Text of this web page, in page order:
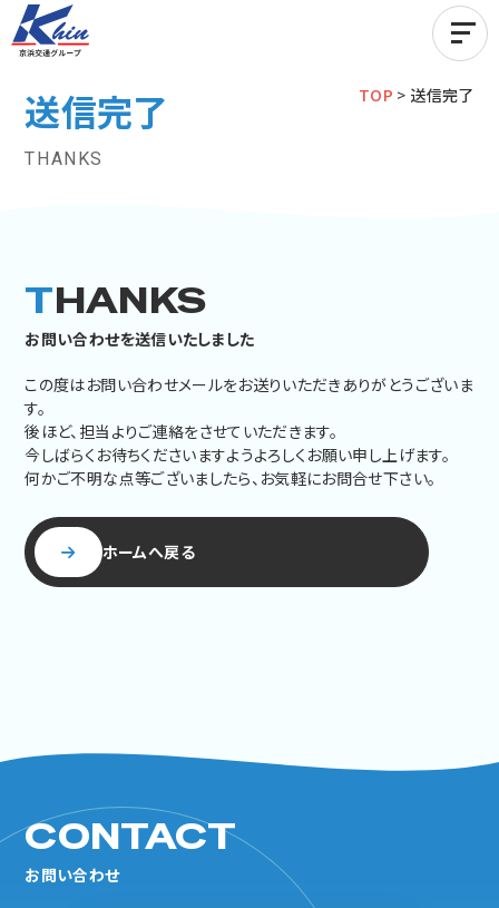
送信完了
THANKS
TOP > 送信完了
THANKS
お問い合わせを送信いたしました
この度はお問い合わせメールをお送りいただきありがとうございま
す。
後ほど、担当よりご連絡をさせていただきます。
今しばらくお待ちくださいますようよろしくお願い申し上げます。
何かご不明な点等ございましたら、お気軽にお問合せ下さい。
ホームへ戻る
CONTACT
お問い合わせ